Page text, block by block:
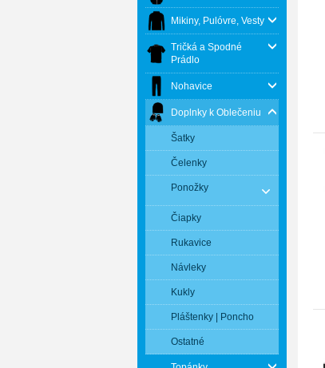
Mikiny, Pulóvre, Vesty
Tričká a Spodné
Prádlo
Nohavice
Doplnky k Oblečeniu
Šatky
Čelenky
Ponožky
Čiapky
Rukavice
Návleky
Kukly
Pláštenky | Poncho
Ostatné